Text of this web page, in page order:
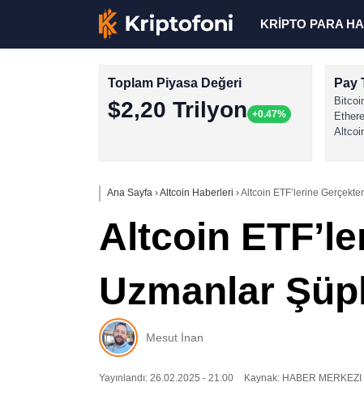
KRİPTO PARA
Toplam Piyasa Değeri
$2,20 Trilyon +0.47%
Pay
Ana Sayfa ›Altcoin Haberleri ›Altcoin ETF’lerine
Altcoin
Uzmanlar
Mesut İnan
Yayınlandı: 26.02.2025 - 21:00 Kaynak: HABER MERKEZI